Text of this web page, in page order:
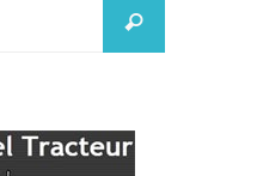
Recherche